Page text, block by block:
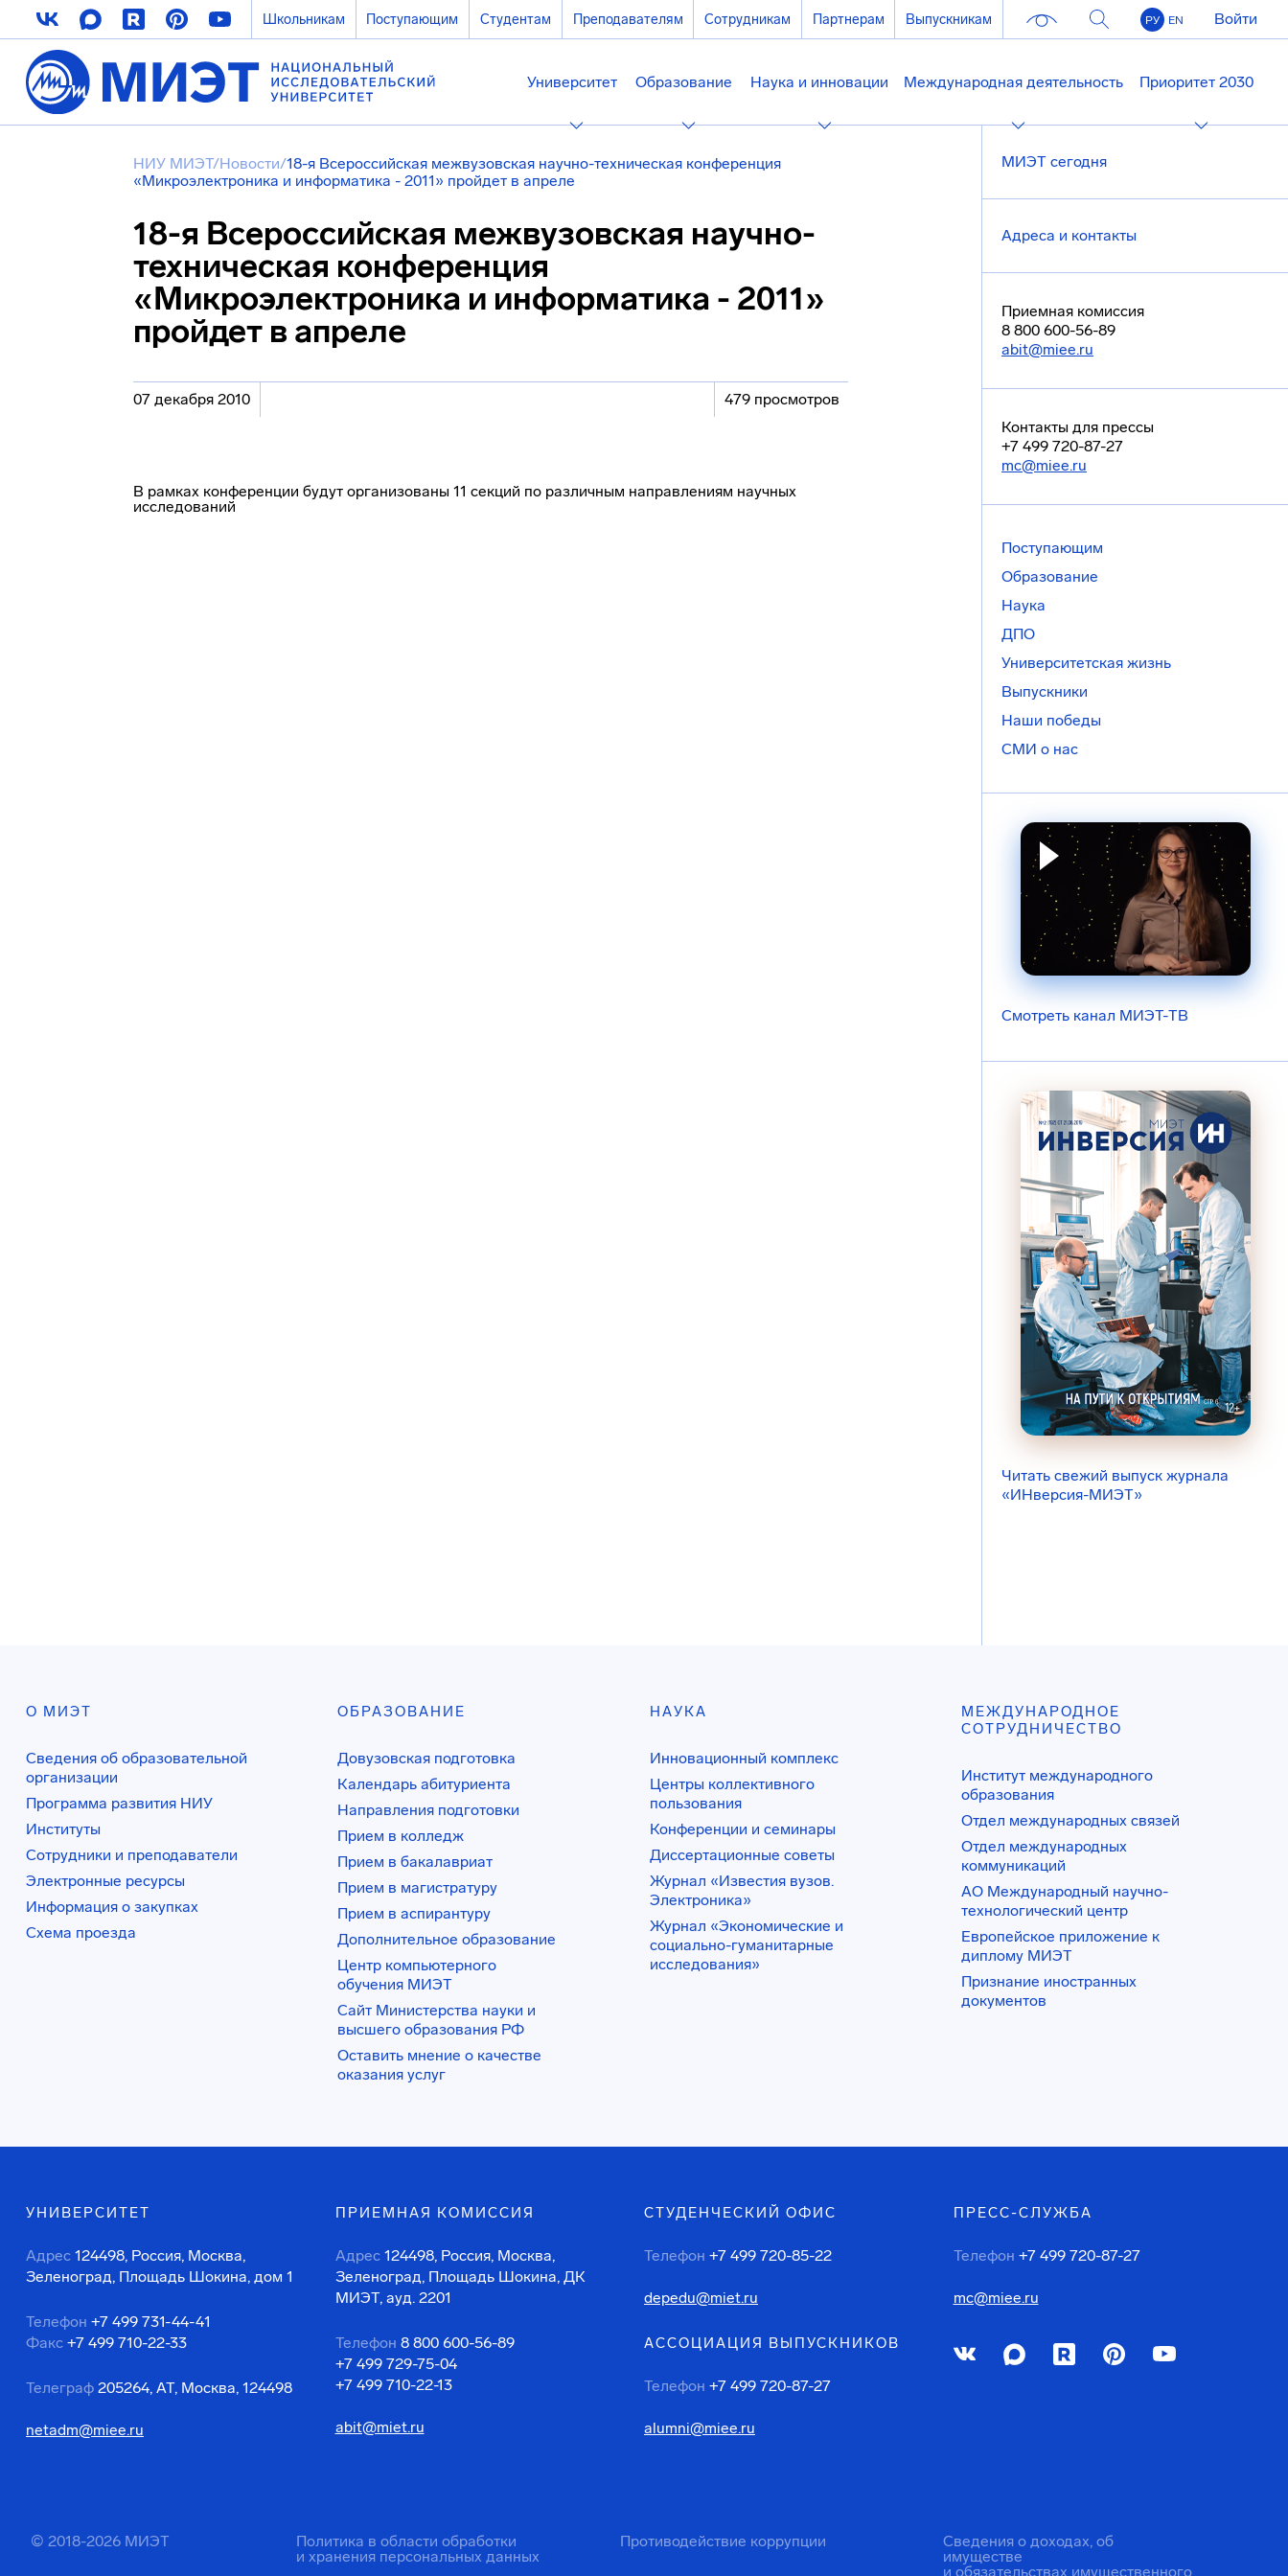
Школьникам Поступающим Студентам Преподавателям Сотрудникам Партнерам Выпускникам РУ EN Войти
Университет Образование Наука и инновации Международная деятельность Приоритет 2030
НИУ МИЭТ/Новости/18-я Всероссийская межвузовская научно-техническая конференция
«Микроэлектроника и информатика - 2011» пройдет в апреле
18-я Всероссийская межвузовская научно-
техническая конференция
«Микроэлектроника и информатика - 2011»
пройдет в апреле
07 декабря 2010 479 просмотров
В рамках конференции будут организованы 11 секций по различным направлениям научных
исследований
МИЭТ сегодня
Адреса и контакты
Приемная комиссия
8 800 600-56-89
abit@miee.ru
Контакты для прессы
+7 499 720-87-27
mc@miee.ru
Поступающим
Образование
Наука
ДПО
Университетская жизнь
Выпускники
Наши победы
СМИ о нас
Смотреть канал МИЭТ-ТВ
Читать свежий выпуск журнала
«ИНверсия-МИЭТ»
О МИЭТ
Сведения об образовательной
организации
Программа развития НИУ
Институты
Сотрудники и преподаватели
Электронные ресурсы
Информация о закупках
Схема проезда
ОБРАЗОВАНИЕ
Довузовская подготовка
Календарь абитуриента
Направления подготовки
Прием в колледж
Прием в бакалавриат
Прием в магистратуру
Прием в аспирантуру
Дополнительное образование
Центр компьютерного
обучения МИЭТ
Сайт Министерства науки и
высшего образования РФ
Оставить мнение о качестве
оказания услуг
НАУКА
Инновационный комплекс
Центры коллективного
пользования
Конференции и семинары
Диссертационные советы
Журнал «Известия вузов.
Электроника»
Журнал «Экономические и
социально-гуманитарные
исследования»
МЕЖДУНАРОДНОЕ
СОТРУДНИЧЕСТВО
Институт международного
образования
Отдел международных связей
Отдел международных
коммуникаций
АО Международный научно-
технологический центр
Европейское приложение к
диплому МИЭТ
Признание иностранных
документов
УНИВЕРСИТЕТ
Адрес 124498, Россия, Москва,
Зеленоград, Площадь Шокина, дом 1
Телефон +7 499 731-44-41
Факс +7 499 710-22-33
Телеграф 205264, АТ, Москва, 124498
netadm@miee.ru
ПРИЕМНАЯ КОМИССИЯ
Адрес 124498, Россия, Москва,
Зеленоград, Площадь Шокина, ДК
МИЭТ, ауд. 2201
Телефон 8 800 600-56-89
+7 499 729-75-04
+7 499 710-22-13
abit@miet.ru
СТУДЕНЧЕСКИЙ ОФИС
Телефон +7 499 720-85-22
depedu@miet.ru
АССОЦИАЦИЯ ВЫПУСКНИКОВ
Телефон +7 499 720-87-27
alumni@miee.ru
ПРЕСС-СЛУЖБА
Телефон +7 499 720-87-27
mc@miee.ru
© 2018-2026 МИЭТ
Политика в области обработки
и хранения персональных данных
Противодействие коррупции
Сведения о доходах, об
имуществе
и обязательствах имущественного